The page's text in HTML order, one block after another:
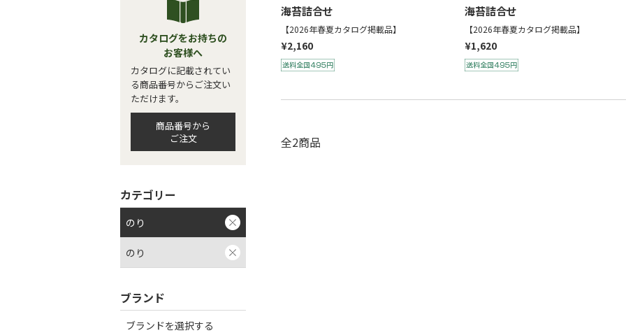
海苔詰合せ
【2026年春夏カタログ掲載品】
¥2,160
海苔詰合せ
【2026年春夏カタログ掲載品】
¥1,620
全2商品
カタログをお持ちの
お客様へ
カタログに記載されてい
る商品番号からご注文い
ただけます。
商品番号から
ご注文
カテゴリー
のり
のり
ブランド
ブランドを選択する